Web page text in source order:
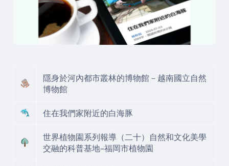
隱身於河內都市叢林的博物館－越南國立自然
博物館
住在我們家附近的白海豚
世界植物園系列報導（二十）自然和文化美學
交融的科普基地–福岡市植物園